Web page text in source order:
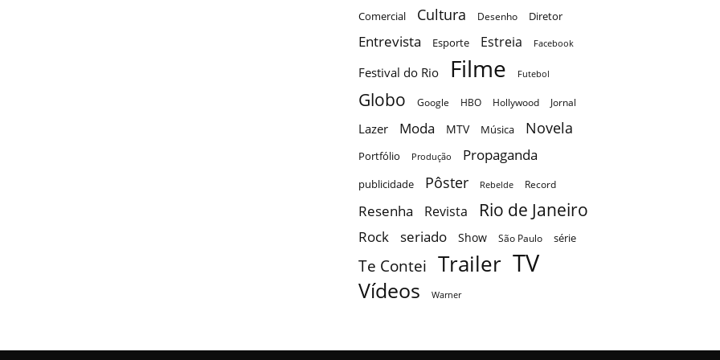
Comercial Cultura Desenho Diretor
Entrevista Esporte Estreia Facebook
Festival do Rio Filme Futebol
Globo Google HBO Hollywood Jornal
Lazer Moda MTV Música Novela
Portfólio Produção Propaganda
publicidade Pôster Rebelde Record
Resenha Revista Rio de Janeiro
Rock seriado Show São Paulo série
Te Contei Trailer TV
Vídeos Warner